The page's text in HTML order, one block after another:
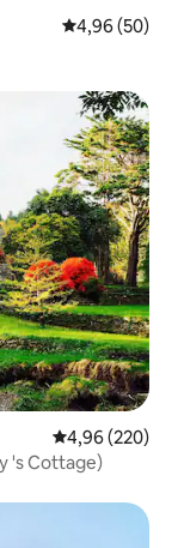
Średnia
4,96 (50)
Średnia
4,96 (220)
's Cottage)